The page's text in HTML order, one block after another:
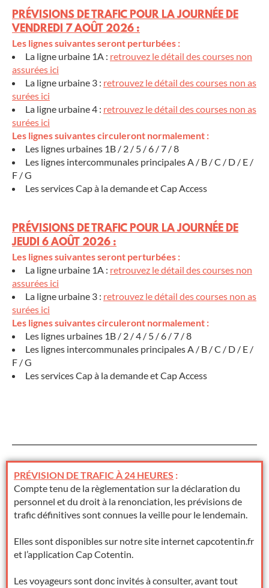
PRÉVISIONS DE TRAFIC POUR LA JOURNÉE DE
VENDREDI 7 AOÛT 2026 :
Les lignes suivantes seront perturbées :
La ligne urbaine 1A : retrouvez le détail des courses non
assurées ici
La ligne urbaine 3 : retrouvez le détail des courses non as
surées ici
La ligne urbaine 4 : retrouvez le détail des courses non as
surées ici
Les lignes suivantes circuleront normalement :
Les lignes urbaines 1B / 2 / 5 / 6 / 7 / 8
Les lignes intercommunales principales A / B / C / D / E /
F / G
Les services Cap à la demande et Cap Access
PRÉVISIONS DE TRAFIC POUR LA JOURNÉE DE
JEUDI 6 AOÛT 2026 :
Les lignes suivantes seront perturbées :
La ligne urbaine 1A : retrouvez le détail des courses non
assurées ici
La ligne urbaine 3 : retrouvez le détail des courses non as
surées ici
Les lignes suivantes circuleront normalement :
Les lignes urbaines 1B / 2 / 4 / 5 / 6 / 7 / 8
Les lignes intercommunales principales A / B / C / D / E /
F / G
Les services Cap à la demande et Cap Access
PRÉVISION DE TRAFIC À 24 HEURES :
Compte tenu de la règlementation sur la déclaration du
personnel et du droit à la renonciation, les prévisions de
trafic définitives sont connues la veille pour le lendemain.
Elles sont disponibles sur notre site internet capcotentin.fr
et l’application Cap Cotentin.
Les voyageurs sont donc invités à consulter, avant tout